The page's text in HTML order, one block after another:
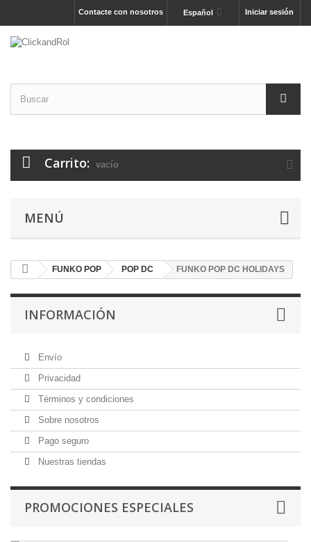
Iniciar sesión
Español
Contacte con nosotros
Carrito: vacío
MENÚ
FUNKO POP POP DC FUNKO POP DC HOLIDAYS
INFORMACIÓN
Envío
Privacidad
Términos y condiciones
Sobre nosotros
Pago seguro
Nuestras tiendas
PROMOCIONES ESPECIALES